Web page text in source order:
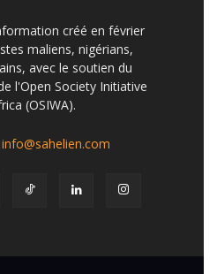
créé en février
maliens, nigérians,
avec le soutien du
l'Open Society Initiative
(OSIWA).
info@sahelien.com